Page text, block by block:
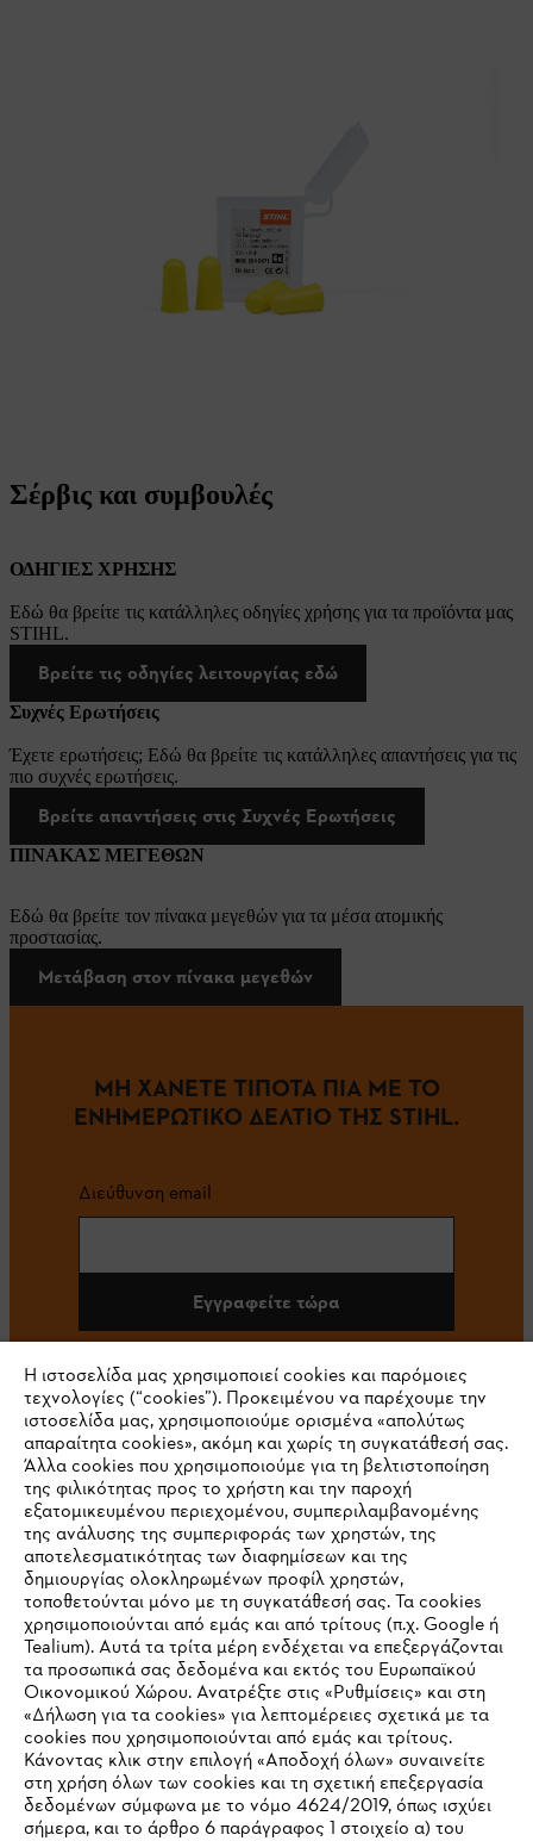
Σέρβις και συμβουλές
ΟΔΗΓΙΕΣ ΧΡΗΣΗΣ
Εδώ θα βρείτε τις κατάλληλες οδηγίες χρήσης για τα προϊόντα μας
STIHL.
Βρείτε τις οδηγίες λειτουργίας εδώ
Συχνές Ερωτήσεις
Έχετε ερωτήσεις; Εδώ θα βρείτε τις κατάλληλες απαντήσεις για τις
πιο συχνές ερωτήσεις.
Βρείτε απαντήσεις στις Συχνές Ερωτήσεις
ΠΙΝΑΚΑΣ ΜΕΓΕΘΩΝ
Εδώ θα βρείτε τον πίνακα μεγεθών για τα μέσα ατομικής
προστασίας.
Μετάβαση στον πίνακα μεγεθών
ΜΗ ΧΑΝΕΤΕ ΤΙΠΟΤΑ ΠΙΑ ΜΕ ΤΟ
ΕΝΗΜΕΡΩΤΙΚΟ ΔΕΛΤΙΟ ΤΗΣ STIHL.
Διεύθυνση email
Εγγραφείτε τώρα
#STIHL
Εταιρεία
STIHL Συχνές ερωτήσεις
Service
IHR BROWSER WIRD NICHT
Η ιστοσελίδα μας χρησιμοποιεί cookies και παρόμοιες
τεχνολογίες (“cookies”). Προκειμένου να παρέχουμε την
ιστοσελίδα μας, χρησιμοποιούμε ορισμένα «απολύτως
απαραίτητα cookies», ακόμη και χωρίς τη συγκατάθεσή σας.
Άλλα cookies που χρησιμοποιούμε για τη βελτιστοποίηση
της φιλικότητας προς το χρήστη και την παροχή
εξατομικευμένου περιεχομένου, συμπεριλαμβανομένης
της ανάλυσης της συμπεριφοράς των χρηστών, της
αποτελεσματικότητας των διαφημίσεων και της
δημιουργίας ολοκληρωμένων προφίλ χρηστών,
τοποθετούνται μόνο με τη συγκατάθεσή σας. Τα cookies
χρησιμοποιούνται από εμάς και από τρίτους (π.χ. Google ή
Tealium). Αυτά τα τρίτα μέρη ενδέχεται να επεξεργάζονται
τα προσωπικά σας δεδομένα και εκτός του Ευρωπαϊκού
Οικονομικού Χώρου. Ανατρέξτε στις «Ρυθμίσεις» και στη
«Δήλωση για τα cookies» για λεπτομέρειες σχετικά με τα
cookies που χρησιμοποιούνται από εμάς και τρίτους.
Κάνοντας κλικ στην επιλογή «Αποδοχή όλων» συναινείτε
στη χρήση όλων των cookies και τη σχετική επεξεργασία
δεδομένων σύμφωνα με το νόμο 4624/2019, όπως ισχύει
σήμερα, και το άρθρο 6 παράγραφος 1 στοιχείο α) του